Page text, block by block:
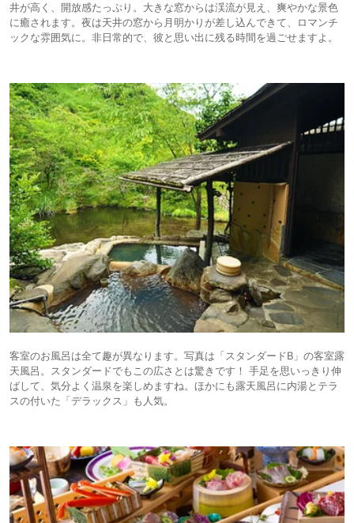
井が高く、開放感たっぷり。大きな窓からは渓流が見え、爽やかな景色
に癒されます。夜は天井の窓から月明かりが差し込んできて、ロマンチ
ックな雰囲気に。非日常的で、彼と思い出に残る時間を過ごせますよ。
客室のお風呂は全て趣が異なります。写真は「スタンダードB」の客室露
天風呂。スタンダードでもこの広さとは驚きです！ 手足を思いっきり伸
ばして、気分よく温泉を楽しめますね。ほかにも露天風呂に内湯とテラ
スの付いた「デラックス」も人気。